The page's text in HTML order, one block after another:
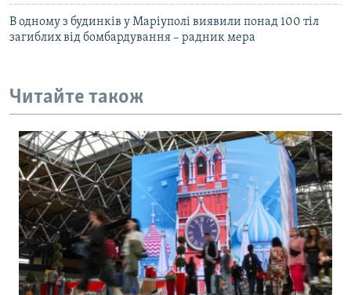
В одному з будинків у Маріуполі виявили понад 100 тіл
загиблих від бомбардування – радник мера
Читайте також